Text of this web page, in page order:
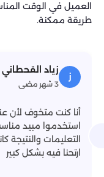
العميل في الوقت
طريقة ممكنة.
زياد القحطاني
3 شهر مضى
أنا كنت متخوف لأن
استخدموا مبيد
التعليمات والنتيجة
ارتحنا فيه بشكل كبير